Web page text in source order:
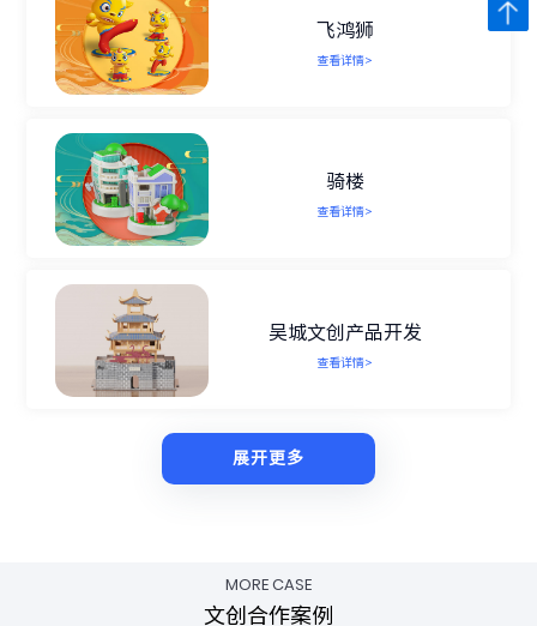
飞鸿狮
查看详情>
骑楼
查看详情>
吴城文创产品开发
查看详情>
展开更多
MORE CASE
文创合作案例